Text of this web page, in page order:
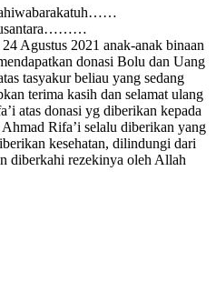
Agustus 2021 anak-anak binaan
donasi Bolu dan Uang
tasyakur beliau yang sedang
terima kasih dan selamat ulang
atas donasi yg diberikan kepada
Rifa’i selalu diberikan yang
kesehatan, dilindungi dari
diberkahi rezekinya oleh Allah